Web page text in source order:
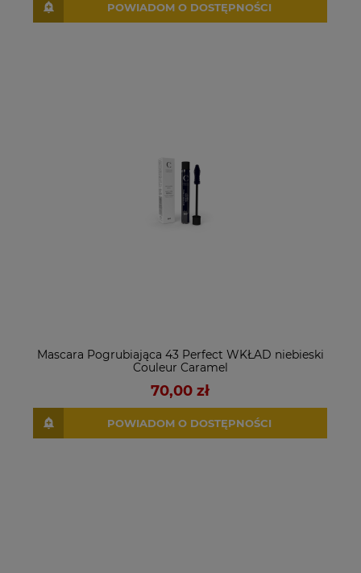
POWIADOM O DOSTĘPNOŚCI
Mascara Pogrubiająca 43 Perfect WKŁAD niebieski
Couleur Caramel
70,00 zł
POWIADOM O DOSTĘPNOŚCI